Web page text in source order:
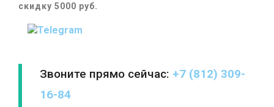
скидку 5000 руб.
Звоните прямо сейчас: +7 (812) 309-
16-84